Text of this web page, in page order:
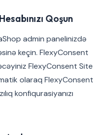
Qoşun
admin panelinizdə
keçin. FlexyConsent
FlexyConsent Site
olaraq FlexyConsent
konfiqurasiyanızı